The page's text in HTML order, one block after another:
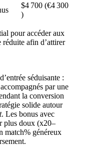
$4 700 (€4 300
)
pour accéder aux
réduite afin d’attirer
séduisante :
par une
la conversion
solide autour
. Les bonus avec
plus doux (x20–
match% généreux